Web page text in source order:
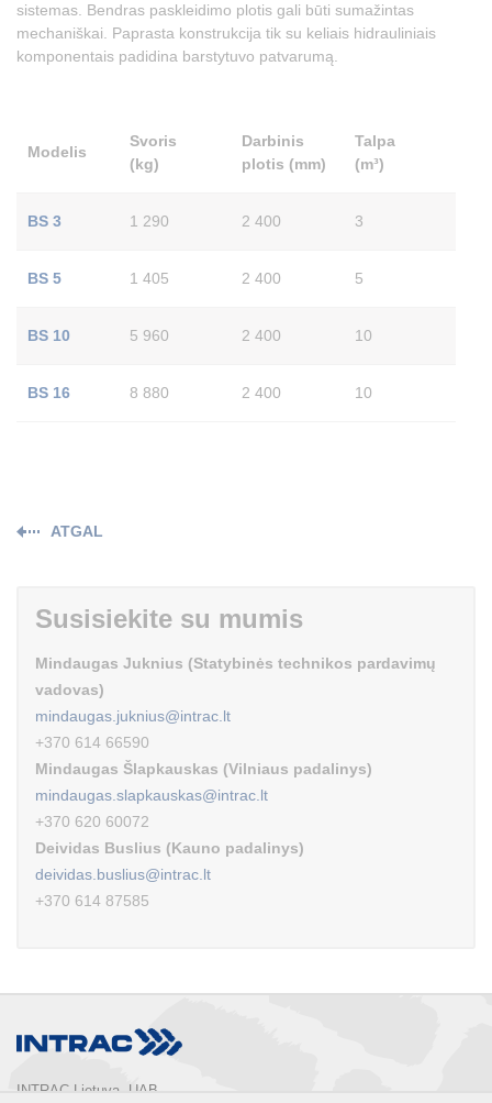
sistemas. Bendras paskleidimo plotis gali būti sumažintas
mechaniškai. Paprasta konstrukcija tik su keliais hidrauliniais
komponentais padidina barstytuvo patvarumą.
Modelis
Svoris
(kg)
Darbinis
plotis (mm)
Talpa
(m³)
BS 3 1 290 2 400 3
BS 5 1 405 2 400 5
BS 10 5 960 2 400 10
BS 16 8 880 2 400 10
ATGAL
Susisiekite su mumis
Mindaugas Juknius (Statybinės technikos pardavimų
vadovas)
mindaugas.juknius@intrac.lt
+370 614 66590
Mindaugas Šlapkauskas (Vilniaus padalinys)
mindaugas.slapkauskas@intrac.lt
+370 620 60072
Deividas Buslius (Kauno padalinys)
deividas.buslius@intrac.lt
+370 614 87585
INTRAC Lietuva, UAB